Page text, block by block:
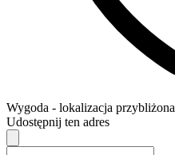
Wygoda - lokalizacja przybliżona
Udostępnij ten adres